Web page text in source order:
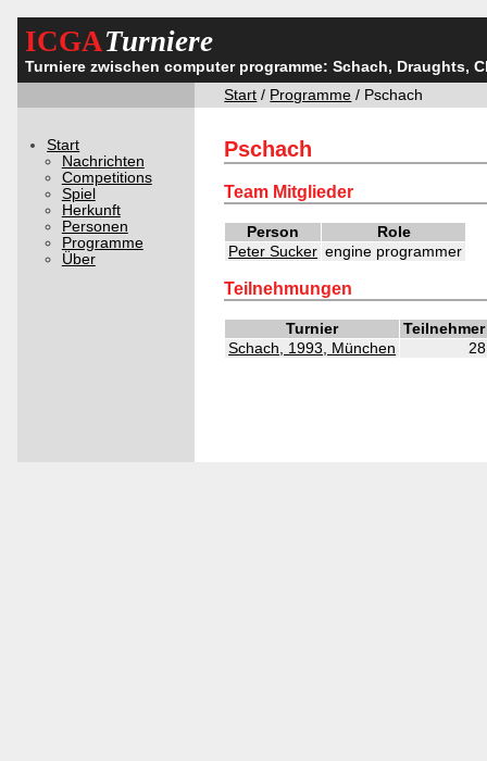
ICGATurniere
Turniere zwischen computer programme: Schach, Draughts,
Start / Programme / Pschach
Start
Nachrichten
Competitions
Spiel
Herkunft
Personen
Programme
Über
Pschach
Team Mitglieder
Person
Role
Peter Sucker engine programmer
Teilnehmungen
Turnier
Teilnehmer
Schach, 1993, München
28